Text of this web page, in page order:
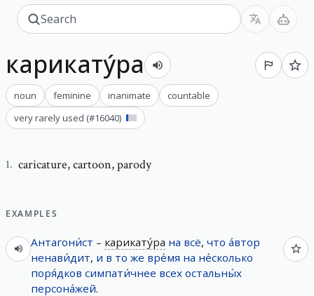
карикату́ра
noun feminine inanimate
countable
very rarely used (#16040)
1. caricature,cartoon, parody
EXAMPLES
Антагони́ст – карикату́ра на всё, что а́втор
ненави́дит, и в то же вре́мя на не́сколько
поря́дков симпати́чнее всех остальны́х
персона́жей.